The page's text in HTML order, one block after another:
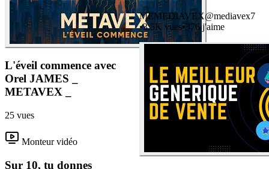
L'éveil commence avec
Orel JAMES _
METAVEX _
25 vues
Monteur vidéo
Sur 10, tu donnes
MEMEDIAVEX@mediavex7
•3.5K vues•376 j'aime